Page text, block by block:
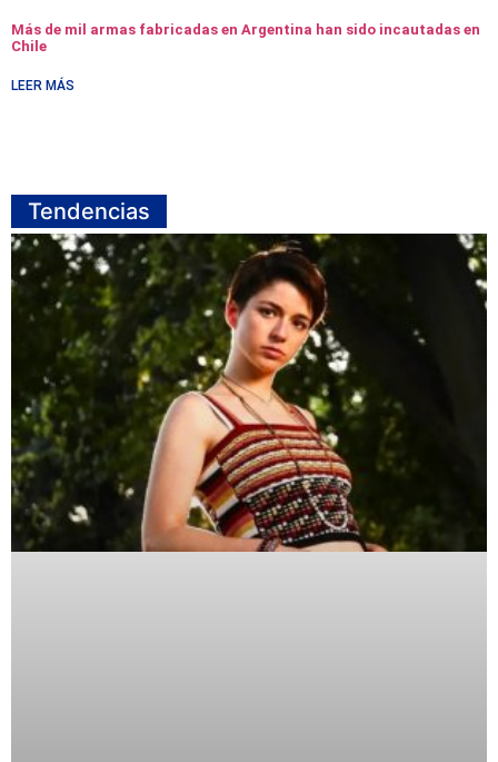
Más de mil armas fabricadas en Argentina han sido incautadas en
Chile
LEER MÁS
Tendencias